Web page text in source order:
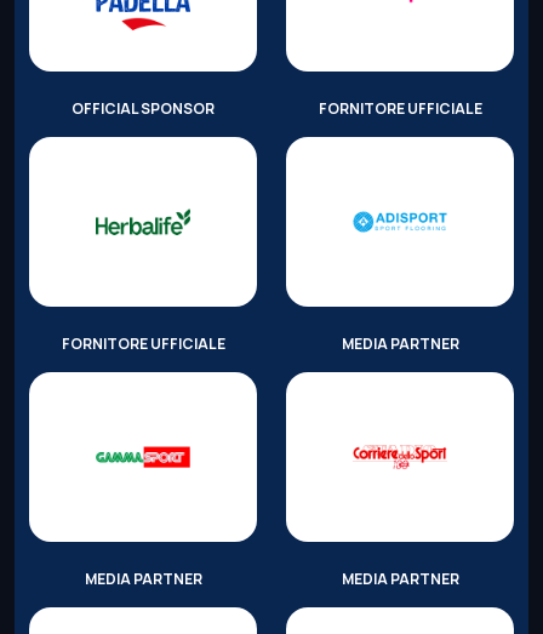
OFFICIAL SPONSOR FORNITORE UFFICIALE
FORNITORE UFFICIALE MEDIA PARTNER
MEDIA PARTNER MEDIA PARTNER